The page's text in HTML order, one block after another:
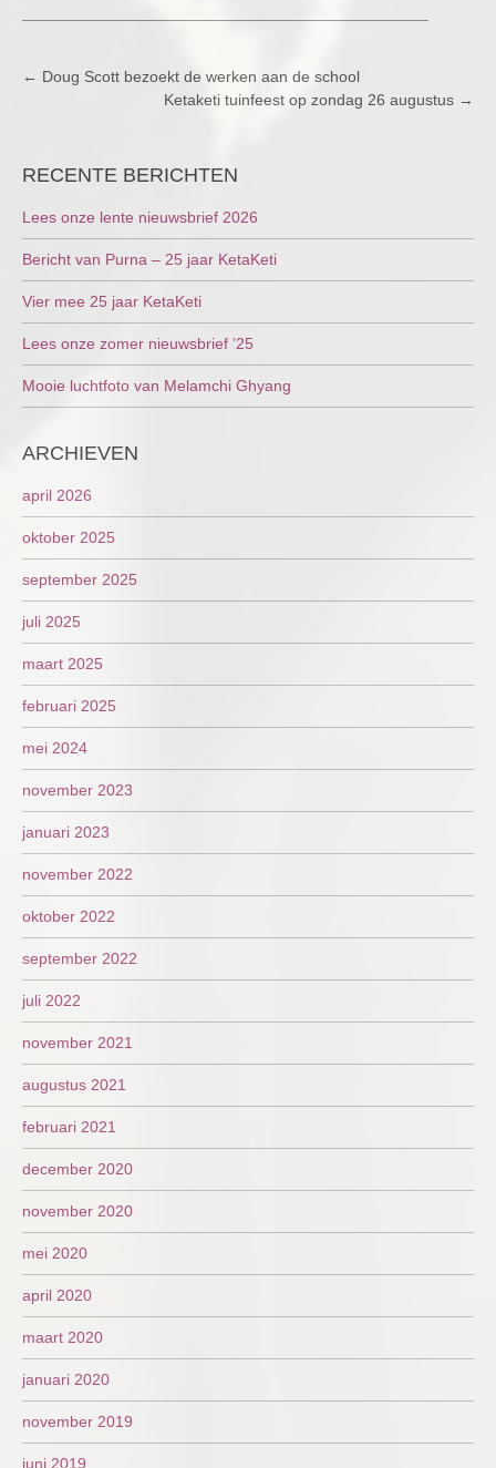
POST
← Doug Scott bezoekt de werken aan de school
Ketaketi tuinfeest op zondag 26 augustus →
RECENTE BERICHTEN
Lees onze lente nieuwsbrief 2026
Bericht van Purna – 25 jaar KetaKeti
Vier mee 25 jaar KetaKeti
Lees onze zomer nieuwsbrief ’25
Mooie luchtfoto van Melamchi Ghyang
ARCHIEVEN
april 2026
oktober 2025
september 2025
juli 2025
maart 2025
februari 2025
mei 2024
november 2023
januari 2023
november 2022
oktober 2022
september 2022
juli 2022
november 2021
augustus 2021
februari 2021
december 2020
november 2020
mei 2020
april 2020
maart 2020
januari 2020
november 2019
juni 2019